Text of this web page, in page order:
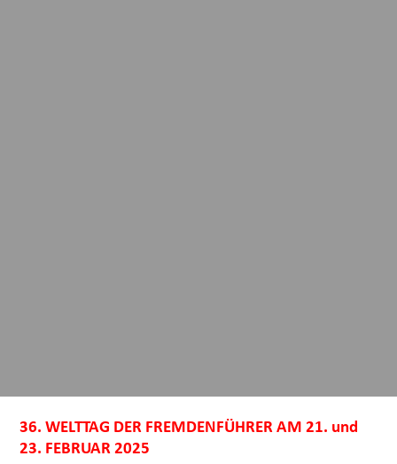
36. WELTTAG DER FREMDENFÜHRER AM 21. und
23. FEBRUAR 2025